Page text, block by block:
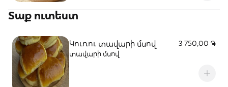
Տաք ուտեստ
Կուռու տավարի մսով
3 750,00 ֏
տավարի մսով